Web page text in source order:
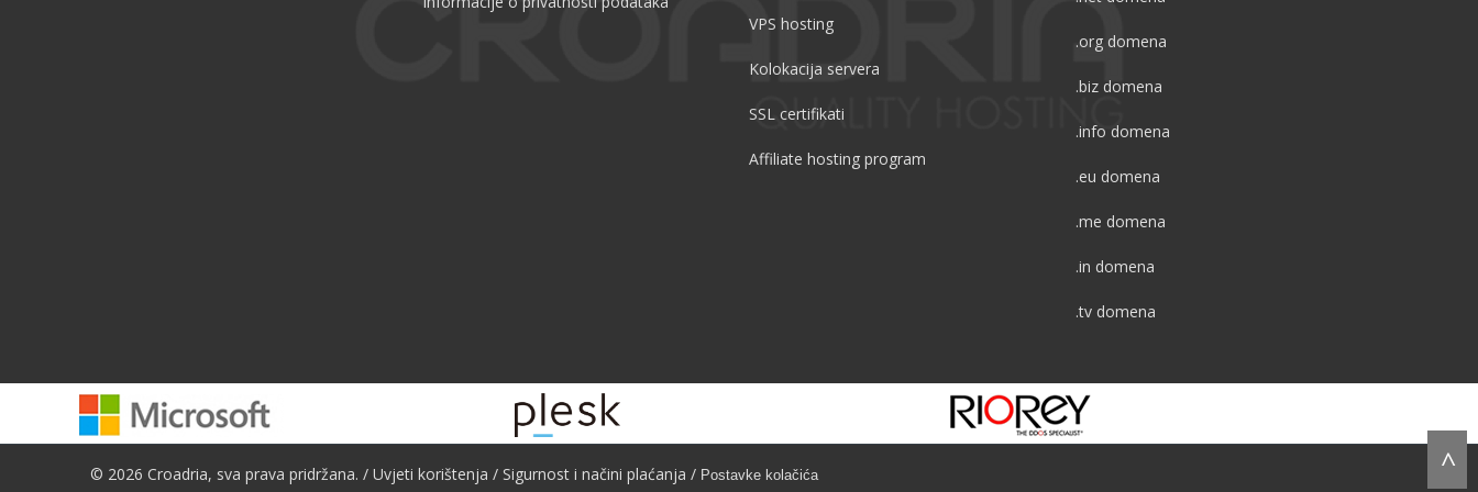
VPS hosting
Kolokacija servera
SSL certifikati
Affiliate hosting program
.org domena
.biz domena
.info domena
.eu domena
.me domena
.in domena
.tv domena
© 2026 Croadria, sva prava pridržana. / Uvjeti korištenja / Sigurnost i načini plaćanja / Postavke kolačića ^